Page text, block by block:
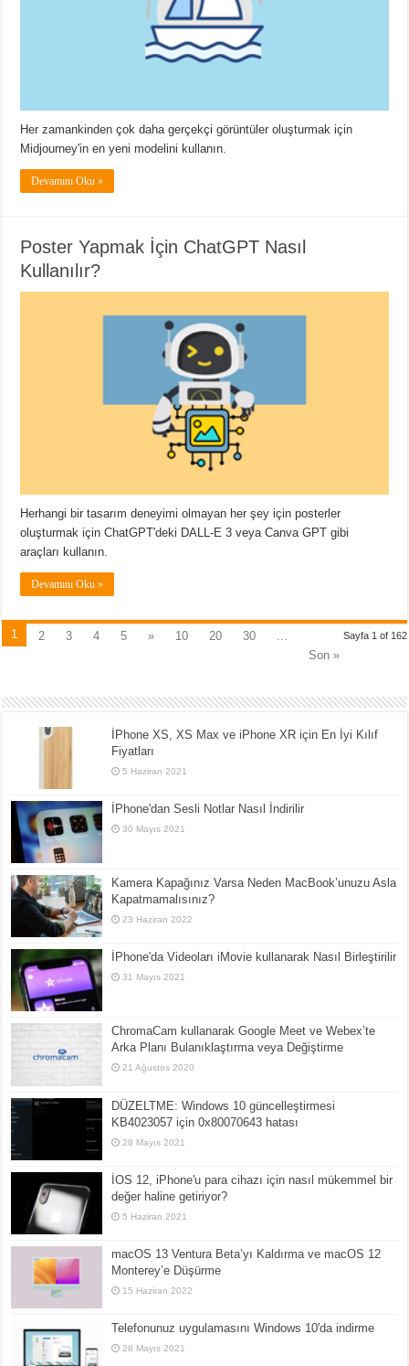
Her zamankinden çok daha gerçekçi görüntüler oluşturmak için
Midjourney'in en yeni modelini kullanın.
Devamını Oku »
Poster Yapmak İçin ChatGPT Nasıl
Kullanılır?
Herhangi bir tasarım deneyimi olmayan her şey için posterler
oluşturmak için ChatGPT'deki DALL-E 3 veya Canva GPT gibi
araçları kullanın.
Devamını Oku »
Sayfa 1 of 162
1 2 3 4 5 » 10 20 30
Son »
İPhone XS, XS Max ve iPhone XR için En İyi Kılıf
Fiyatları
5 Haziran 2021
İPhone'dan Sesli Notlar Nasıl İndirilir
30 Mayıs 2021
Kamera Kapağınız Varsa Neden MacBook’unuzu Asla
Kapatmamalısınız?
23 Haziran 2022
İPhone'da Videoları iMovie kullanarak Nasıl Birleştirilir
31 Mayıs 2021
ChromaCam kullanarak Google Meet ve Webex’te
Arka Planı Bulanıklaştırma veya Değiştirme
21 Ağustos 2020
DÜZELTME: Windows 10 güncelleştirmesi
KB4023057 için 0x80070643 hatası
28 Mayıs 2021
İOS 12, iPhone'u para cihazı için nasıl mükemmel bir
değer haline getiriyor?
5 Haziran 2021
macOS 13 Ventura Beta’yı Kaldırma ve macOS 12
Monterey’e Düşürme
15 Haziran 2022
Telefonunuz uygulamasını Windows 10'da indirme
28 Mayıs 2021